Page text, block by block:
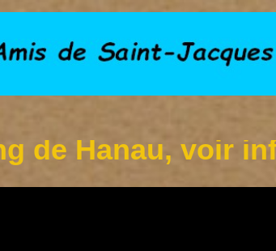
voir infos